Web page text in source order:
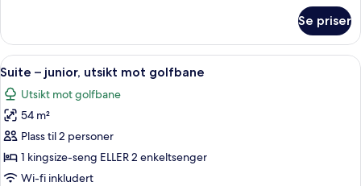
–
deluxe
Se priser
Åpne
alle
bildene
av
Suite
–
junior,
Suite – junior, utsikt mot golfbane |
6
Suite – junior, utsikt mot golfbane
Utsikt mot golfbane
54 m²
Plass til 2 personer
1 kingsize-seng ELLER 2 enkeltsenger
Wi-fi inkludert